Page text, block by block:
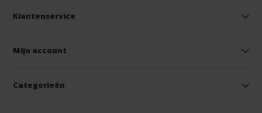
Klantenservice
Mijn account
Categorieën